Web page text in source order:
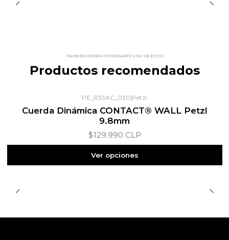
TAMBIÉN PODRÍA INTERESARTE UNO DE ESTOS
Productos recomendados
PE_R33AC_030|Petzl
Cuerda Dinámica CONTACT® WALL Petzl
9.8mm
$129.990 CLP
Ver opciones